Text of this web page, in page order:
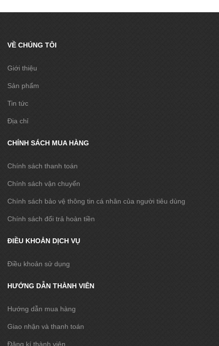
VỀ CHÚNG TÔI
Giới thiệu
Sản phẩm
Tin tức
Địa chỉ
CHÍNH SÁCH MUA HÀNG
Chính sách thanh toán
Chính sách vận chuyển
Chính sách bảo vệ thông tin cá nhân của người tiêu dùng
Chính sách đổi trả hoàn tiền
ĐIỀU KHOẢN DỊCH VỤ
Điều khoản sử dụng
HƯỚNG DẪN THÀNH VIÊN
Hướng dẫn mua hàng
Giao nhận và thanh toán
Đăng kí thành viên